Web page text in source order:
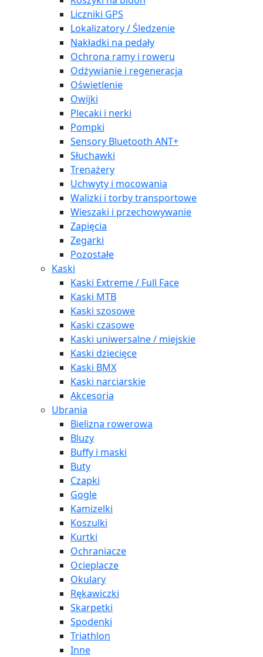
Liczniki GPS
Lokalizatory / Śledzenie
Nakładki na pedały
Ochrona ramy i roweru
Odżywianie i regeneracja
Oświetlenie
Owijki
Plecaki i nerki
Pompki
Sensory Bluetooth ANT+
Słuchawki
Trenażery
Uchwyty i mocowania
Walizki i torby transportowe
Wieszaki i przechowywanie
Zapięcia
Zegarki
Pozostałe
Kaski
Kaski Extreme / Full Face
Kaski MTB
Kaski szosowe
Kaski czasowe
Kaski uniwersalne / miejskie
Kaski dziecięce
Kaski BMX
Kaski narciarskie
Akcesoria
Ubrania
Bielizna rowerowa
Bluzy
Buffy i maski
Buty
Czapki
Gogle
Kamizelki
Koszulki
Kurtki
Ochraniacze
Ocieplacze
Okulary
Rękawiczki
Skarpetki
Spodenki
Triathlon
Inne